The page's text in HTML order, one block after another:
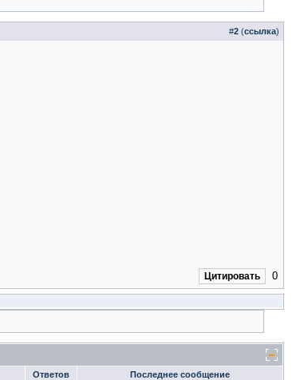
#2 (ссылка)
Цитировать 0
Ответов
Последнее сообщение